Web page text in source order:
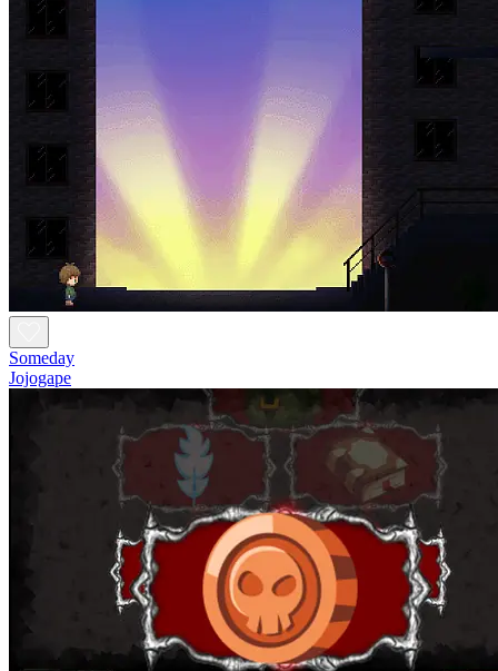
Someday
Jojogape